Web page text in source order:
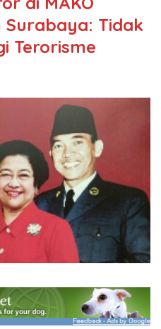
Surabaya: Tidak
Terorisme